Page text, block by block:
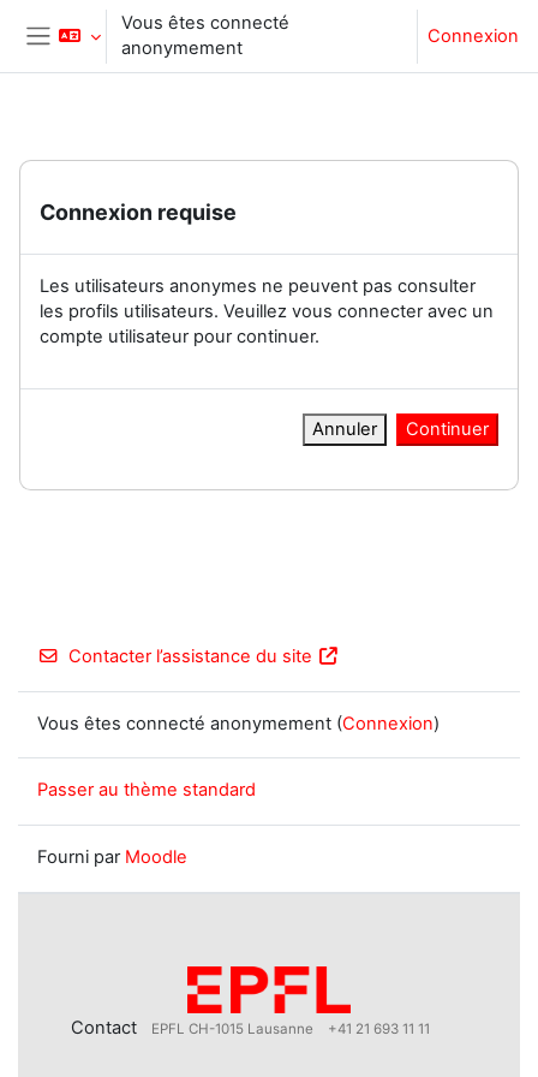
Passer au contenu principal
Panneau latéral
Vous êtes connecté
anonymement
Connexion
Connexion requise
Les utilisateurs anonymes ne peuvent pas consulter
les profils utilisateurs. Veuillez vous connecter avec un
compte utilisateur pour continuer.
Annuler Continuer
Contacter l’assistance du site
Vous êtes connecté anonymement (Connexion)
Passer au thème standard
Fourni par Moodle
Contact EPFL CH-1015 Lausanne +41 21 693 11 11